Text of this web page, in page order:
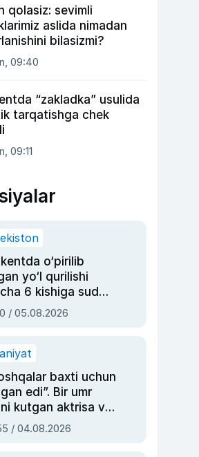
qolasiz: sevimli
aslida nimadan
bilasizmi?
09:40
“zakladka” usulida
tarqatishga chek
09:11
o‘pirilib
yo‘l qurilishi
6 kishiga sud
o‘qildi
/ 05.08.2026
baxti uchun
edi”. Bir umr
kutgan aktrisa va
ustasi Rimma
/ 04.08.2026